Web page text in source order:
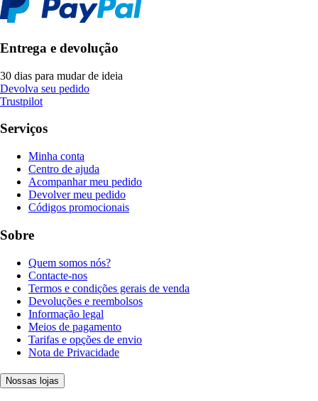
Entrega e devolução
30 dias para mudar de ideia
Devolva seu pedido
Trustpilot
Serviços
Minha conta
Centro de ajuda
Acompanhar meu pedido
Devolver meu pedido
Códigos promocionais
Sobre
Quem somos nós?
Contacte-nos
Termos e condições gerais de venda
Devoluções e reembolsos
Informação legal
Meios de pagamento
Tarifas e opções de envio
Nota de Privacidade
Nossas lojas